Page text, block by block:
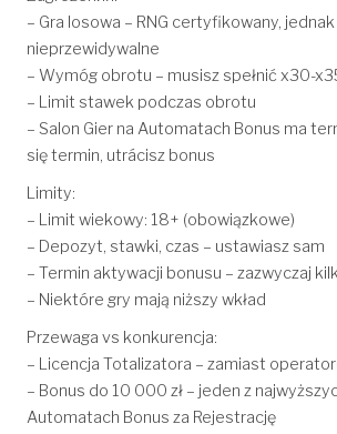
– Gra losowa – RNG certyfikowany,
nieprzewidywalne
– Wymóg obrotu – musisz spełnić x30-
– Limit stawek podczas obrotu
– Salon Gier na Automatach Bonus ma
się termin, utrácisz bonus
Limity:
– Limit wiekowy: 18+ (obowiązkowe)
– Depozyt, stawki, czas – ustawiasz sam
– Termin aktywacji bonusu – zazwyczaj
– Niektóre gry mają niższy wkład
Przewaga vs konkurencja:
– Licencja Totalizatora – zamiast
– Bonus do 10 000 zł – jeden z
Automatach Bonus za Rejestrację